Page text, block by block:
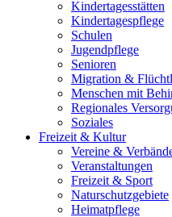
Kindertagesstätten
Kindertagespflege
Schulen
Jugendpflege
Senioren
Migration &
Menschen mit
Regionales
Soziales
Freizeit & Kultur
Vereine &
Veranstaltungen
Freizeit & Sport
Naturschutzgebiete
Heimatpflege